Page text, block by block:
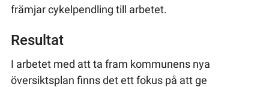
främjar cykelpendling till arbetet.
Resultat
I arbetet med att ta fram kommunens nya
översiktsplan finns det ett fokus på att ge